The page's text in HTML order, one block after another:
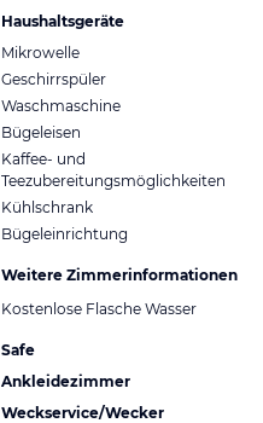
Haushaltsgeräte
Mikrowelle
Geschirrspüler
Waschmaschine
Bügeleisen
Kaffee- und
Teezubereitungsmöglichkeiten
Kühlschrank
Bügeleinrichtung
Weitere Zimmerinformationen
Kostenlose Flasche Wasser
Safe
Ankleidezimmer
Weckservice/Wecker